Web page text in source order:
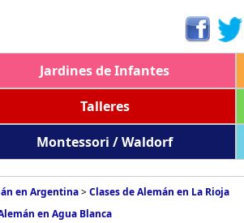
Jardines de Infantes
Talleres
Montessori / Waldorf
en Argentina>Clases de Alemán en La Rioja
en Agua Blanca